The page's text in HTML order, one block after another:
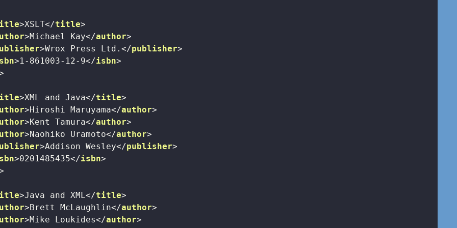
>XSLT</title>
>Michael Kay</author>
>Wrox Press Ltd.</publisher>
>1-861003-12-9</isbn>
>XML and Java</title>
>Hiroshi Maruyama</author>
>Kent Tamura</author>
>Naohiko Uramoto</author>
>Addison Wesley</publisher>
>0201485435</isbn>
>Java and XML</title>
>Brett McLaughlin</author>
>Mike Loukides</author>